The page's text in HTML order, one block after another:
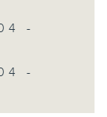
-
-